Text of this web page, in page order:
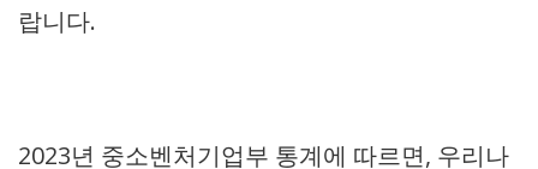
랍니다.
2023년 중소벤처기업부 통계에 따르면, 우리나